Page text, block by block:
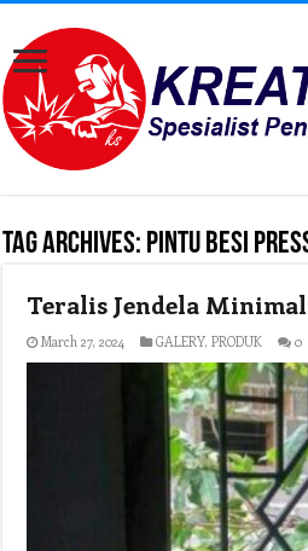
Tag Archives: Pintu Besi
Teralis Jendela
March 27, 2024 GALERY,PRODUK 0